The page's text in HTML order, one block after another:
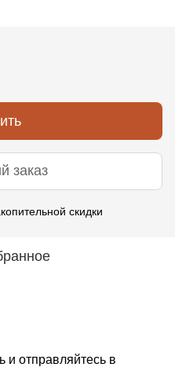
заказ
скидки
и отправляйтесь в